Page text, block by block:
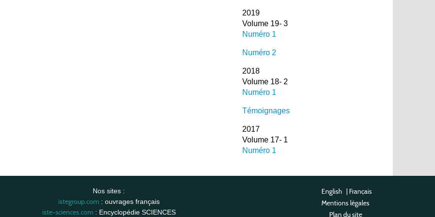
2019
Volume 19- 3
Numéro 1
Numéro 2
2018
Volume 18- 2
Numéro 1
Témoignages
2017
Volume 17- 1
Numéro 1
Nos sites :
istegroup.com: ouvrages français
iste-sciences.com: Encyclopédie SCIENCES
English | Français
Mentions légales
Plan du site